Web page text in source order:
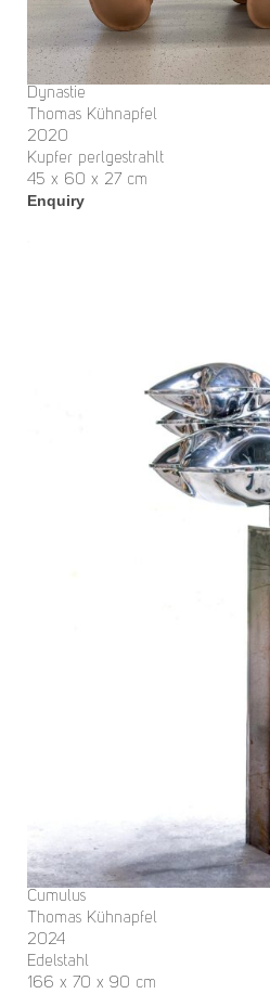
Dynastie
Thomas Kühnapfel
2020
Kupfer perlgestrahlt
45 x 60 x 27 cm
Enquiry
Cumulus
Thomas Kühnapfel
2024
Edelstahl
166 x 70 x 90 cm